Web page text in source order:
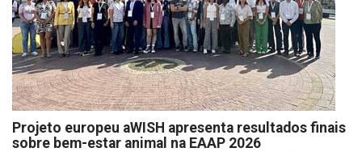
Projeto europeu aWISH apresenta resultados finais
sobre bem-estar animal na EAAP 2026